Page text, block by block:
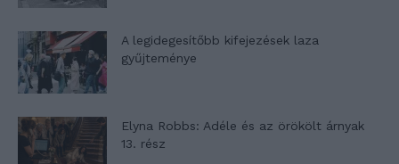
A legidegesítőbb kifejezések laza
gyűjteménye
Elyna Robbs: Adéle és az örökölt árnyak
13. rész